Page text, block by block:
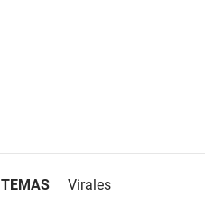
TEMAS Virales